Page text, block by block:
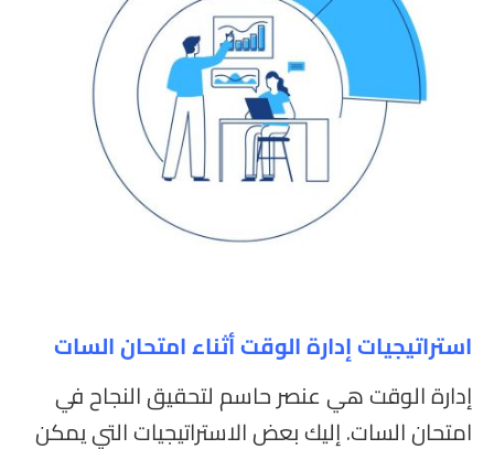
استراتيجيات إدارة الوقت أثناء امتحان السات
إدارة الوقت هي عنصر حاسم لتحقيق النجاح في
امتحان السات. إليك بعض الاستراتيجيات التي يمكن